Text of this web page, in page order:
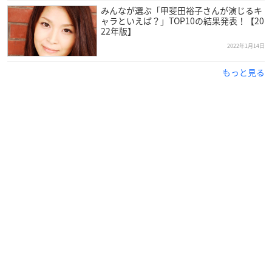
田中さんは東京都出身で現在青二プロダクションに所属してお
り、今年で67歳を迎えます。
みんなが選ぶ「甲斐田裕子さんが演じるキ
ャラといえば？」TOP10の結果発表！【20
22年版】
2022年1月14日
もっと見る